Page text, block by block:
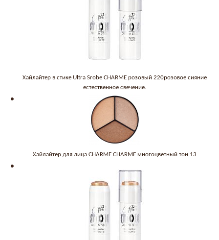
Хайлайтер в стике Ultra Srobe CHARME розовый 220розовое сияние
естественное свечение.
Хайлайтер для лица CHARME CHARME многоцветный тон 13